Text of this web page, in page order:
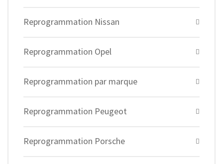
Reprogrammation Nissan
Reprogrammation Opel
Reprogrammation par marque
Reprogrammation Peugeot
Reprogrammation Porsche